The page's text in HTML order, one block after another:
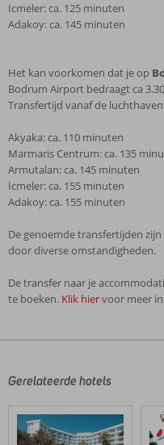
Icmeler: ca. 125 minuten
Adakoy: ca. 145 minuten
Het kan voorkomen dat je op
Bodrum Airport bedraagt ca
Transfertijd vanaf de
Akyaka: ca. 110 minuten
Marmaris Centrum: ca. 135
Armutalan: ca. 145 minuten
İcmeler: ca. 155 minuten
Adakoy: ca. 155 minuten
De genoemde transfertijden
door diverse omstandigheden.
De transfer naar je
te boeken. Klik hiervoor meer
door
klanten
geschreven
Gerelateerde hotels